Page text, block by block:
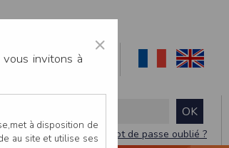
Mot de passe oublié ?
×
invitons à
à disposition de
au site et utilise ses